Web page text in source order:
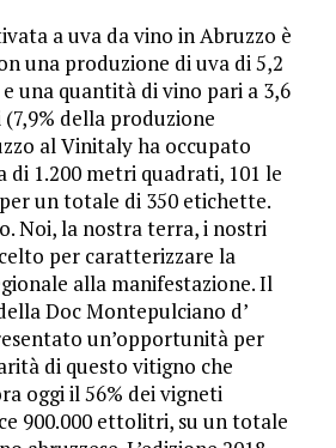
a uva da vino in Abruzzo è
una produzione di uva di 5,2
una quantità di vino pari a 3,6
della produzione
al Vinitaly ha occupato
di 1.200 metri qua­drati, 101 le
un totale di 350 etichette.
Noi, la nostra terra, i nostri
per caratterizzare la
alla manifestazione. Il
Doc Montepulciano d’
un’oppor­tunità per
di questo vitigno che
oggi il 56% dei vigneti
900.000 ettolitri, su un totale